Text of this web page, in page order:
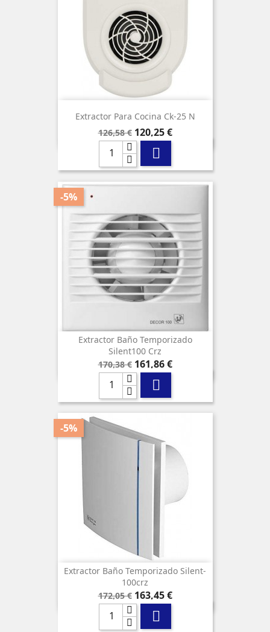
Extractor Para Cocina Ck-25 N
Precio
base
126,58 € Precio
120,25 €

Extractor Baño Temporizado
Silent100 Crz
Precio
base
170,38 €
-5%
Precio
161,86 €

Extractor Baño Temporizado Silent-
100crz
Precio
base
172,05 €
-5%
Precio
163,45 €
